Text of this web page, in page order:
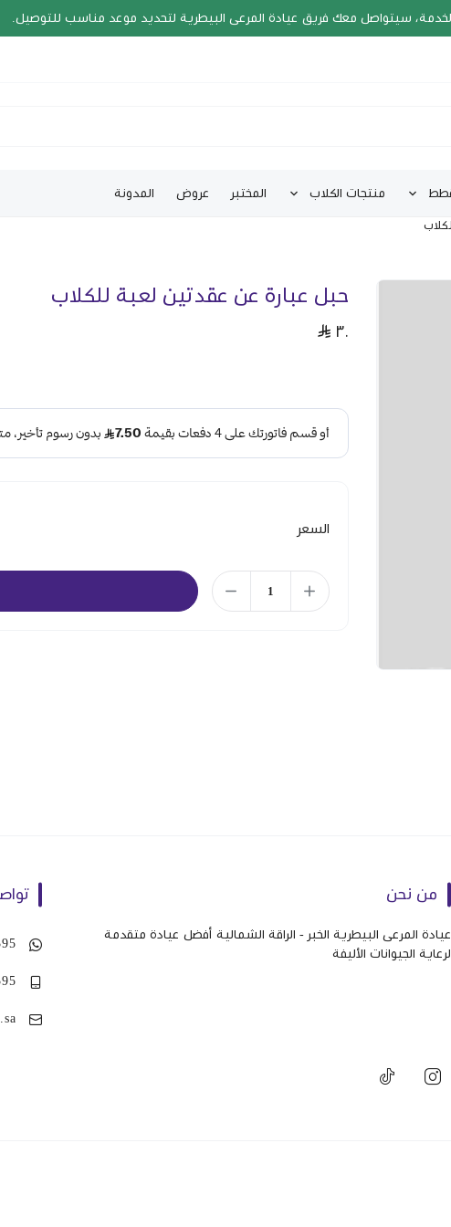
سيتواصل معك فريق عيادة المرعى البيطرية لتحديد موعد مناسب للتوصيل.
منتجات الكلاب المختبر عروض المدونة
حبل عبارة عن عقدتين لعبة للكلاب
٣٠
السعر
من نحن
عيادة المرعى البيطرية الخبر - الراقة الشمالية أفضل عيادة متقدمة
لرعاية الجيوانات الأليفة